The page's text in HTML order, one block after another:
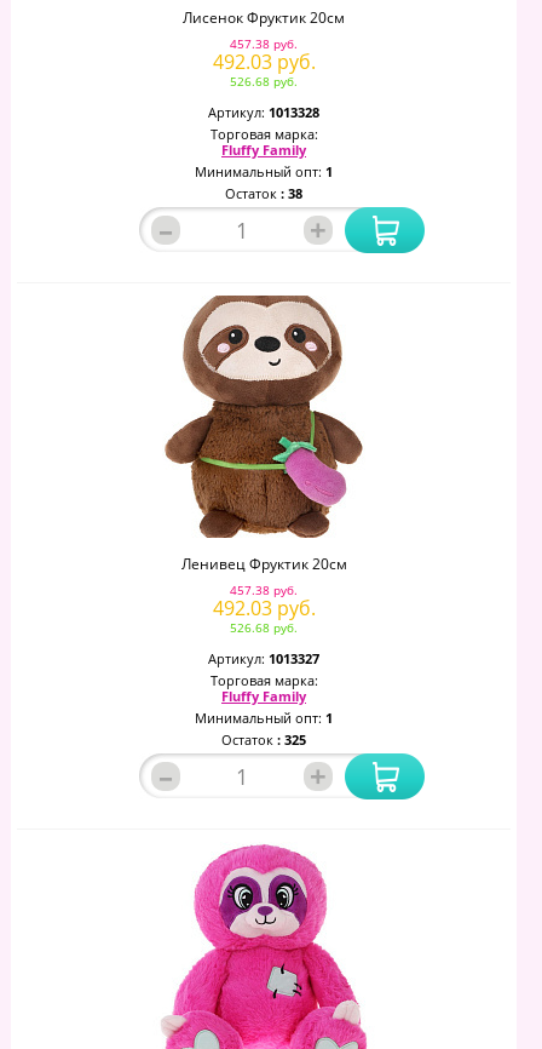
Лисенок Фруктик 20см
457.38 руб.
492.03 руб.
526.68 руб.
Артикул: 1013328
Торговая марка:
Fluffy Family
Минимальный опт: 1
Остаток : 38
– +
Ленивец Фруктик 20см
457.38 руб.
492.03 руб.
526.68 руб.
Артикул: 1013327
Торговая марка:
Fluffy Family
Минимальный опт: 1
Остаток : 325
– +